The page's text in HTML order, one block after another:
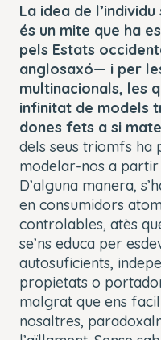
La idea de
és un mite que ha
pels Estats
anglosaxó— i per
multinacionals, les
infinitat de models
dones fets a si
dels seus triomfs ha
modelar-nos a partir
D’alguna manera,
en consumidors
controlables, atès
se’ns educa per
autosuficients,
propietats o
malgrat que ens
nosaltres,